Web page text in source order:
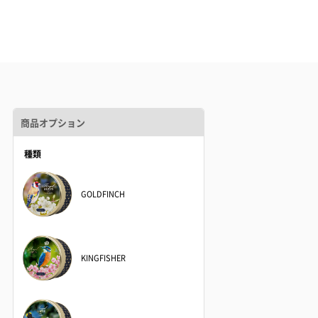
商品オプション
種類
GOLDFINCH
KINGFISHER